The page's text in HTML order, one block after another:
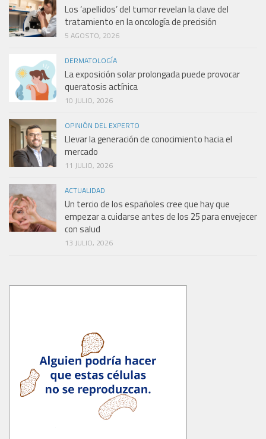
Los ‘apellidos’ del tumor revelan la clave del
tratamiento en la oncología de precisión
5 AGOSTO, 2026
DERMATOLOGÍA
La exposición solar prolongada puede provocar
queratosis actínica
10 JULIO, 2026
OPINIÓN DEL EXPERTO
Llevar la generación de conocimiento hacia el
mercado
11 JULIO, 2026
ACTUALIDAD
Un tercio de los españoles cree que hay que
empezar a cuidarse antes de los 25 para envejecer
con salud
13 JULIO, 2026